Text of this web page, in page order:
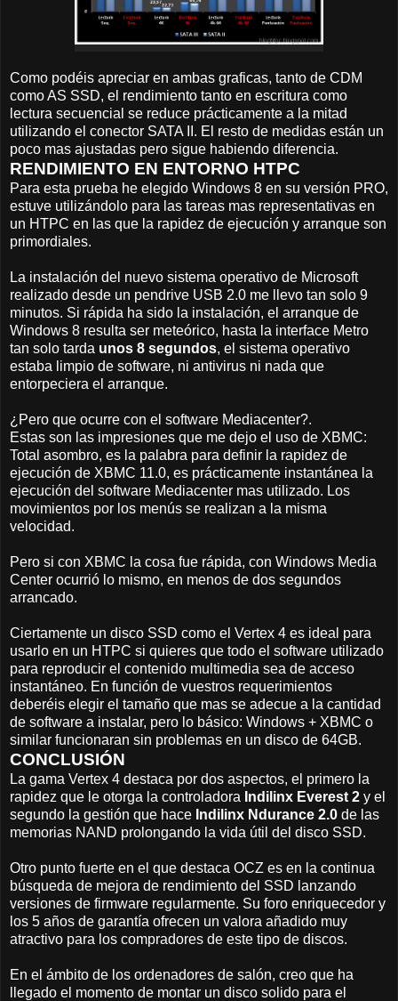
Como podéis apreciar en ambas graficas, tanto de CDM
como AS SSD, el rendimiento tanto en escritura como
lectura secuencial se reduce prácticamente a la mitad
utilizando el conector SATA II. El resto de medidas están un
poco mas ajustadas pero sigue habiendo diferencia.
RENDIMIENTO EN ENTORNO HTPC
Para esta prueba he elegido Windows 8 en su versión PRO,
estuve utilizándolo para las tareas mas representativas en
un HTPC en las que la rapidez de ejecución y arranque son
primordiales.
La instalación del nuevo sistema operativo de Microsoft
realizado desde un pendrive USB 2.0 me llevo tan solo 9
minutos. Si rápida ha sido la instalación, el arranque de
Windows 8 resulta ser meteórico, hasta la interface Metro
tan solo tarda unos 8 segundos, el sistema operativo
estaba limpio de software, ni antivirus ni nada que
entorpeciera el arranque.
¿Pero que ocurre con el software Mediacenter?.
Estas son las impresiones que me dejo el uso de XBMC:
Total asombro, es la palabra para definir la rapidez de
ejecución de XBMC 11.0, es prácticamente instantánea la
ejecución del software Mediacenter mas utilizado. Los
movimientos por los menús se realizan a la misma
velocidad.
Pero si con XBMC la cosa fue rápida, con Windows Media
Center ocurrió lo mismo, en menos de dos segundos
arrancado.
Ciertamente un disco SSD como el Vertex 4 es ideal para
usarlo en un HTPC si quieres que todo el software utilizado
para reproducir el contenido multimedia sea de acceso
instantáneo. En función de vuestros requerimientos
deberéis elegir el tamaño que mas se adecue a la cantidad
de software a instalar, pero lo básico: Windows + XBMC o
similar funcionaran sin problemas en un disco de 64GB.
CONCLUSIÓN
La gama Vertex 4 destaca por dos aspectos, el primero la
rapidez que le otorga la controladora Indilinx Everest 2 y el
segundo la gestión que hace Indilinx Ndurance 2.0 de las
memorias NAND prolongando la vida útil del disco SSD.
Otro punto fuerte en el que destaca OCZ es en la continua
búsqueda de mejora de rendimiento del SSD lanzando
versiones de firmware regularmente. Su foro enriquecedor y
los 5 años de garantía ofrecen un valora añadido muy
atractivo para los compradores de este tipo de discos.
En el ámbito de los ordenadores de salón, creo que ha
llegado el momento de montar un disco solido para el